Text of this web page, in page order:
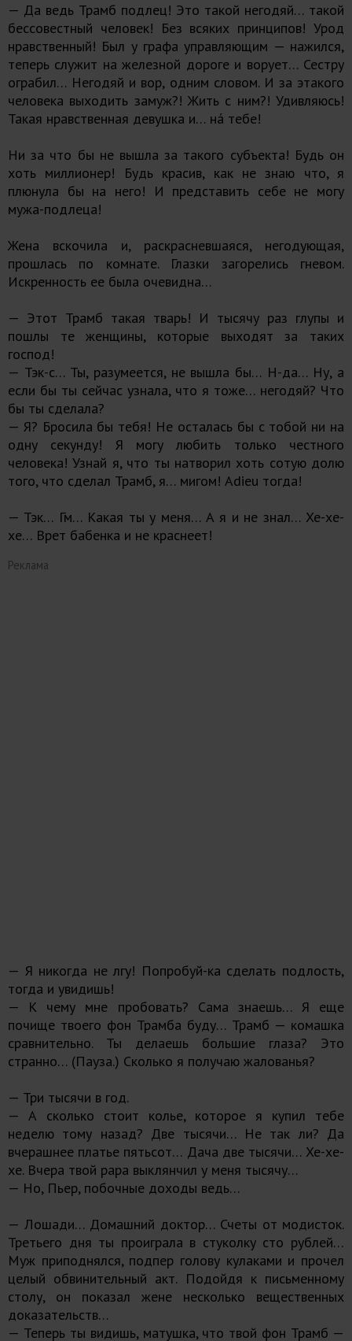
— Да ведь Трамб подлец! Это такой негодяй… такой
бессовестный человек! Без всяких принципов! Урод
нравственный! Был у графа управляющим — нажился,
теперь служит на железной дороге и ворует… Сестру
ограбил… Негодяй и вор, одним словом. И за этакого
человека выходить замуж?! Жить с ним?! Удивляюсь!
Такая нравственная девушка и… на́ тебе!
Ни за что бы не вышла за такого субъекта! Будь он
хоть миллионер! Будь красив, как не знаю что, я
плюнула бы на него! И представить себе не могу
мужа-подлеца!
Жена вскочила и, раскрасневшаяся, негодующая,
прошлась по комнате. Глазки загорелись гневом.
Искренность ее была очевидна…
— Этот Трамб такая тварь! И тысячу раз глупы и
пошлы те женщины, которые выходят за таких
господ!
— Тэк-с… Ты, разумеется, не вышла бы… Н-да… Ну, а
если бы ты сейчас узнала, что я тоже… негодяй? Что
бы ты сделала?
— Я? Бросила бы тебя! Не осталась бы с тобой ни на
одну секунду! Я могу любить только честного
человека! Узнай я, что ты натворил хоть сотую долю
того, что сделал Трамб, я… мигом! Adieu тогда!
— Тэк… Гм… Какая ты у меня… А я и не знал… Хе-хе-
хе… Врет бабенка и не краснеет!
Реклама
— Я никогда не лгу! Попробуй-ка сделать подлость,
тогда и увидишь!
— К чему мне пробовать? Сама знаешь… Я еще
почище твоего фон Трамба буду… Трамб — комашка
сравнительно. Ты делаешь большие глаза? Это
странно… (Пауза.) Сколько я получаю жалованья?
— Три тысячи в год.
— А сколько стоит колье, которое я купил тебе
неделю тому назад? Две тысячи… Не так ли? Да
вчерашнее платье пятьсот… Дача две тысячи… Хе-хе-
хе. Вчера твой papa выклянчил у меня тысячу…
— Но, Пьер, побочные доходы ведь…
— Лошади… Домашний доктор… Счеты от модисток.
Третьего дня ты проиграла в стуколку сто рублей…
Муж приподнялся, подпер голову кулаками и прочел
целый обвинительный акт. Подойдя к письменному
столу, он показал жене несколько вещественных
доказательств…
— Теперь ты видишь, матушка, что твой фон Трамб —